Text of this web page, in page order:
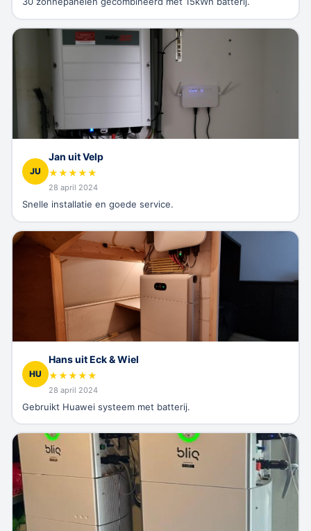
JU
Jan uit Velp
★★★★★
28 april 2024
Snelle installatie en goede service.
HU
Hans uit Eck & Wiel
★★★★★
28 april 2024
Gebruikt Huawei systeem met batterij.